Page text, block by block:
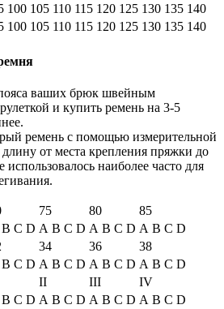
100 105 110 115 120 125 130 135 140
100 105 110 115 120 125 130 135 140
ваших брюк швейным
и купить ремень на 3-5
ремень с помощью измерительной
от места крепления пряжки до
использовалось наиболее часто для
75 80
85
B C D A B C D A B C D A B C D
34 36
38
B C D A B C D A B C D A B C D
II III
IV
B C D A B C D A B C D A B C D